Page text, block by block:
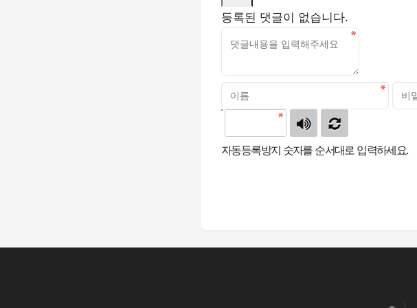
등록된 댓글이 없습니다.
자동등록방지 숫자를 순서대로 입력하세요.